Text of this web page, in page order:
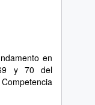
en
y 70 del